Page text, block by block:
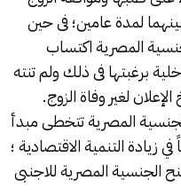
لمدة عامين؛ فى حين
المصرية اكتساب
برغبتها فى ذلك ولم تنته
لغير وفاة الزوج.
المصرية تتخطى مبدأ
التنمية الاقتصادية ؛
الجنسية المصرية للاجنبى